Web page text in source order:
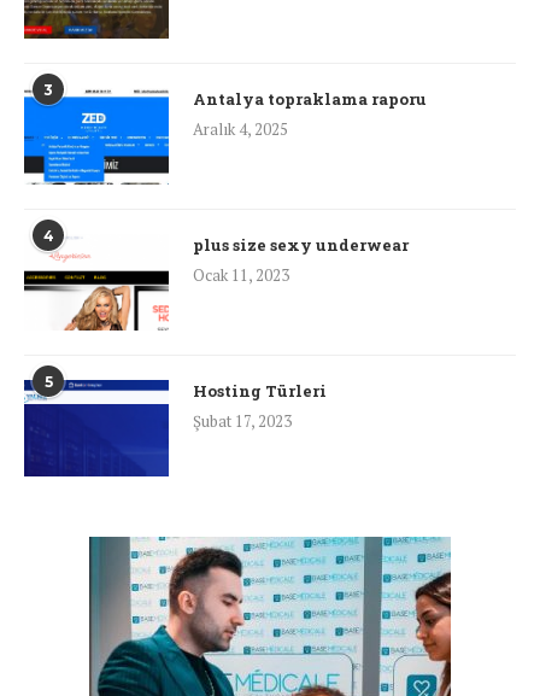
3
Antalya topraklama raporu
Aralık 4, 2025
4
plus size sexy underwear
Ocak 11, 2023
5
Hosting Türleri
Şubat 17, 2023